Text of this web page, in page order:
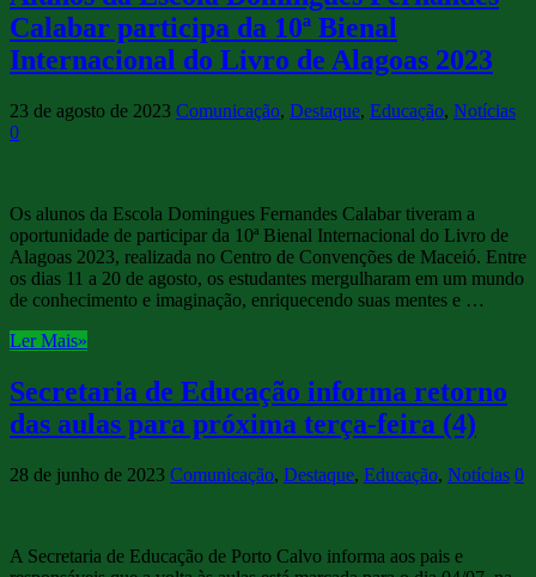
Calabar participa da 10ª Bienal
Internacional do Livro de Alagoas 2023
23 de agosto de 2023 Comunicação, Destaque, Educação, Notícias
0
Os alunos da Escola Domingues Fernandes Calabar tiveram a
oportunidade de participar da 10ª Bienal Internacional do Livro de
Alagoas 2023, realizada no Centro de Convenções de Maceió. Entre
os dias 11 a 20 de agosto, os estudantes mergulharam em um mundo
de conhecimento e imaginação, enriquecendo suas mentes e …
Ler Mais»
Secretaria de Educação informa retorno
das aulas para próxima terça-feira (4)
28 de junho de 2023 Comunicação, Destaque, Educação, Notícias 0
A Secretaria de Educação de Porto Calvo informa aos pais e